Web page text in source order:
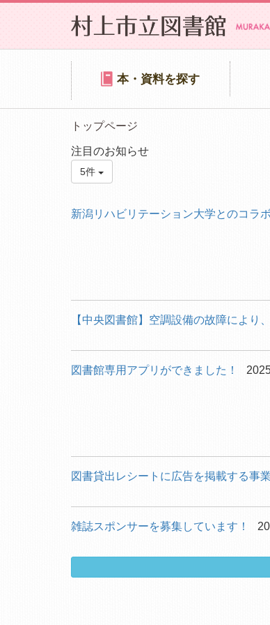
本・資料を探す
トップページ
注目のお知らせ
5件
新潟リハビリテーション大学とのコラ
【中央図書館】空調設備の故障により
図書館専用アプリができました！
図書貸出レシートに広告を掲載する事
雑誌スポンサーを募集しています！